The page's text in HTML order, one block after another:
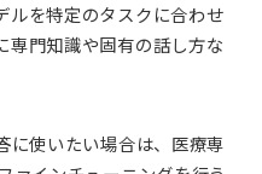
ルを特定のタスクに合わせ
専門知識や固有の話し方な
に使いたい場合は、医療専